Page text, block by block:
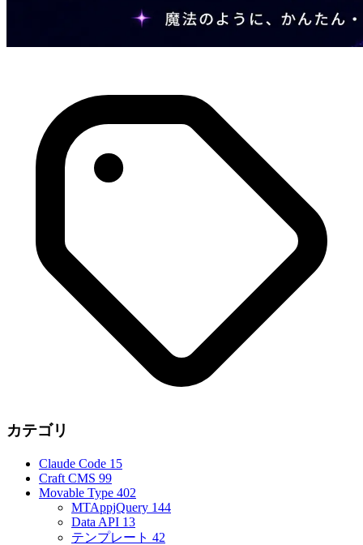
カテゴリ
Claude Code 15
Craft CMS 99
Movable Type 402
MTAppjQuery 144
Data API 13
テンプレート 42